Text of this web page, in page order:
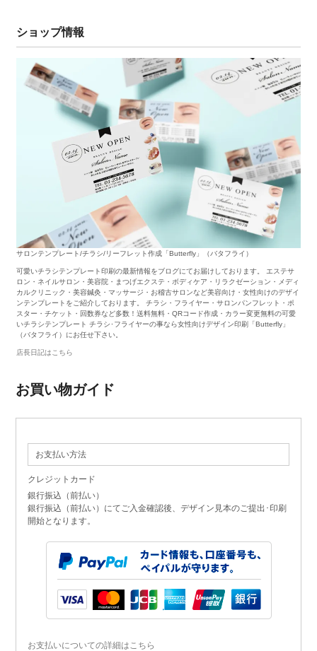
ショップ情報
サロンテンプレート/チラシ/リーフレット作成「Butterfly」（バタフライ）
可愛いチラシテンプレート印刷の最新情報をブログにてお届けしております。 エステサ
ロン・ネイルサロン・美容院・まつげエクステ・ボディケア・リラクゼーション・メディ
カルクリニック・美容鍼灸・マッサージ・お稽古サロンなど美容向け・女性向けのデザイ
ンテンプレートをご紹介しております。 チラシ・フライヤー・サロンパンフレット・ポ
スター・チケット・回数券など多数！送料無料・QRコード作成・カラー変更無料の可愛
いチラシテンプレート チラシ･フライヤーの事なら女性向けデザイン印刷「Butterfly」
（バタフライ）にお任せ下さい。
店長日記はこちら
お買い物ガイド
お支払い方法
クレジットカード
銀行振込（前払い）
銀行振込（前払い）にてご入金確認後、デザイン見本のご提出･印刷
開始となります。
お支払いについての詳細はこちら